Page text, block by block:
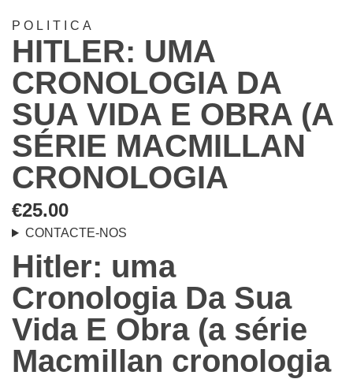
POLITICA
HITLER: UMA
CRONOLOGIA DA
SUA VIDA E OBRA (A
SÉRIE MACMILLAN
CRONOLOGIA
€25.00
CONTACTE-NOS
Hitler: uma
Cronologia Da Sua
Vida E Obra (a série
Macmillan cronologia